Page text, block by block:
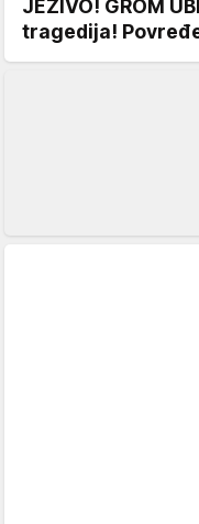
JEZIVO! GROM
tragedija!